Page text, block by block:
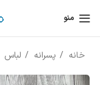
منو
خانه پسرانه لباس